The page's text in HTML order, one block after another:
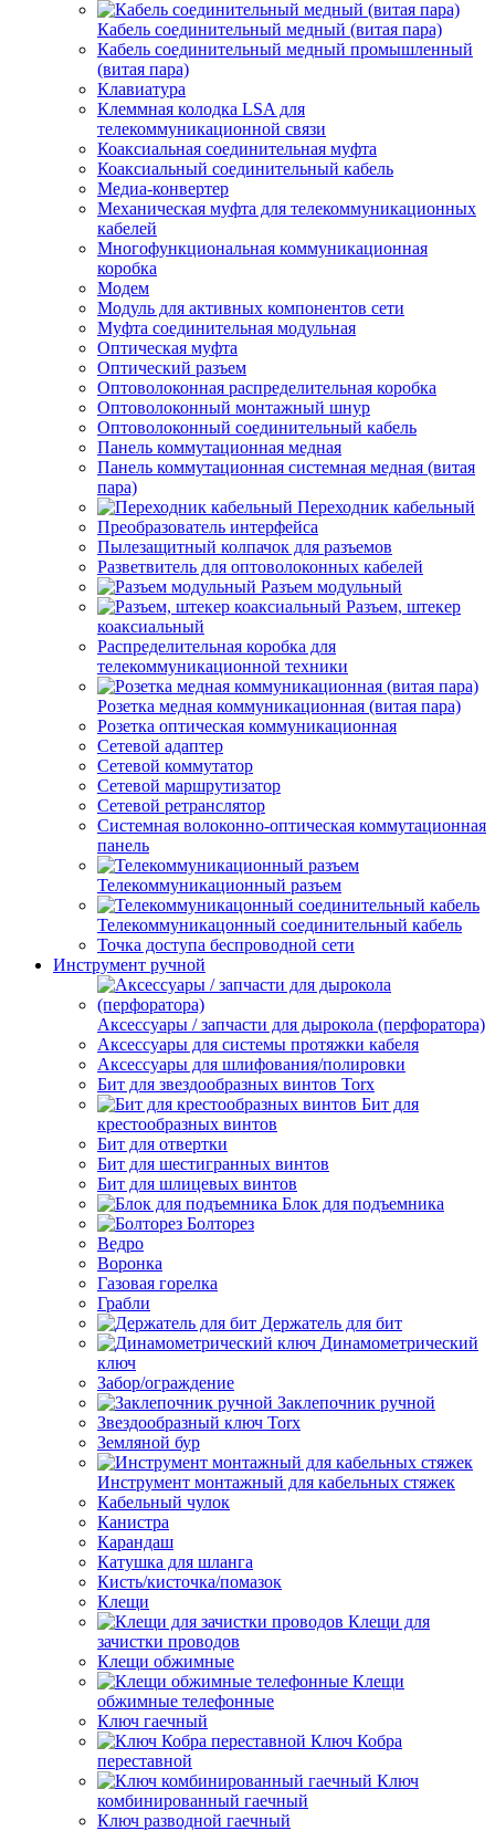
Кабель соединительный медный (витая пара)
Кабель соединительный медный промышленный
(витая пара)
Клавиатура
Клеммная колодка LSA для
телекоммуникационной связи
Коаксиальная соединительная муфта
Коаксиальный соединительный кабель
Медиа-конвертер
Механическая муфта для телекоммуникационных
кабелей
Многофункциональная коммуникационная
коробка
Модем
Модуль для активных компонентов сети
Муфта соединительная модульная
Оптическая муфта
Оптический разъем
Оптоволоконная распределительная коробка
Оптоволоконный монтажный шнур
Оптоволоконный соединительный кабель
Панель коммутационная медная
Панель коммутационная системная медная (витая
пара)
Переходник кабельный
Преобразователь интерфейса
Пылезащитный колпачок для разъемов
Разветвитель для оптоволоконных кабелей
Разъем модульный
Разъем, штекер
коаксиальный
Распределительная коробка для
телекоммуникационной техники
Розетка медная коммуникационная (витая пара)
Розетка оптическая коммуникационная
Сетевой адаптер
Сетевой коммутатор
Сетевой маршрутизатор
Сетевой ретранслятор
Системная волоконно-оптическая коммутационная
панель
Телекоммуникационный разъем
Телекоммуникацонный соединительный кабель
Точка доступа беспроводной сети
Инструмент ручной
Аксессуары / запчасти для дырокола (перфоратора)
Аксессуары для системы протяжки кабеля
Аксессуары для шлифования/полировки
Бит для звездообразных винтов Torx
Бит для
крестообразных винтов
Бит для отвертки
Бит для шестигранных винтов
Бит для шлицевых винтов
Блок для подъемника
Болторез
Ведро
Воронка
Газовая горелка
Грабли
Держатель для бит
Динамометрический
ключ
Забор/ограждение
Заклепочник ручной
Звездообразный ключ Torx
Земляной бур
Инструмент монтажный для кабельных стяжек
Кабельный чулок
Канистра
Карандаш
Катушка для шланга
Кисть/кисточка/помазок
Клещи
Клещи для
зачистки проводов
Клещи обжимные
Клещи
обжимные телефонные
Ключ гаечный
Ключ Кобра
переставной
Ключ
комбинированный гаечный
Ключ разводной гаечный